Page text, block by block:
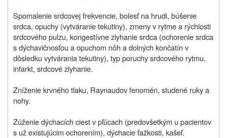
Spomalenie srdcovej frekvencie, bolesť na hrudi, búšenie
srdca, opuchy (vytváranie tekutiny), zmeny v rytme a rýchlosti
srdcového pulzu, kongestívne zlyhanie srdca (ochorenie srdca
s dýchavičnosťou a opuchom nôh a dolných končatín v
dôsledku vytvárania tekutiny), typ poruchy srdcového rytmu,
infarkt, srdcové zlyhanie.
Zníženie krvného tlaku, Raynaudov fenomén, studené ruky a
nohy.
Zúženie dýchacích ciest v pľúcach (predovšetkým u pacientov
s už existujúcim ochorením), dýchacie ťažkosti, kašeľ.